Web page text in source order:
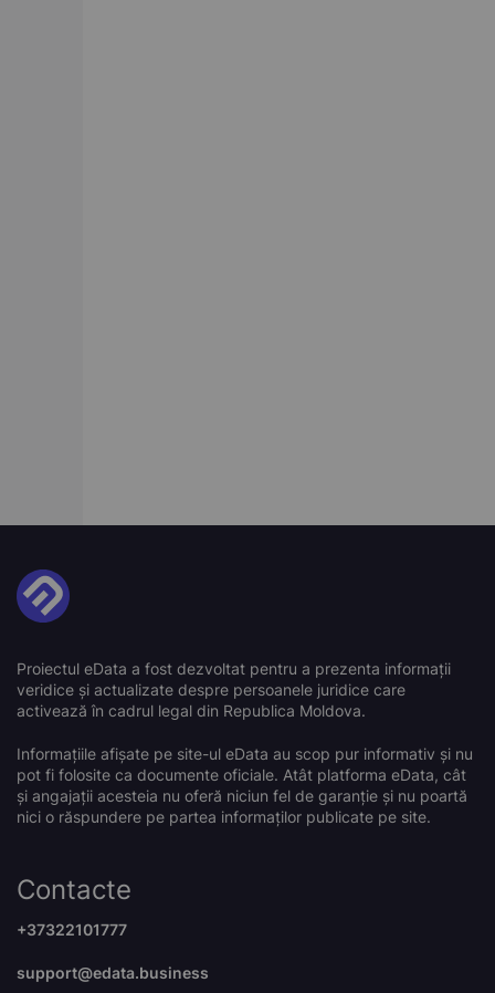
Proiectul eData a fost dezvoltat pentru a prezenta informații
veridice și actualizate despre persoanele juridice care
activează în cadrul legal din Republica Moldova.
Informațiile afișate pe site-ul eData au scop pur informativ și nu
pot fi folosite ca documente oficiale. Atât platforma eData, cât
și angajații acesteia nu oferă niciun fel de garanție și nu poartă
nici o răspundere pe partea informaților publicate pe site.
Contacte
+37322101777
support@edata.business